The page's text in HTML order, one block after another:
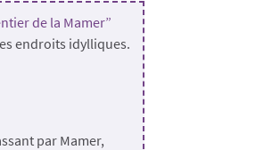
de la Mamer”
endroits idylliques.
par Mamer,